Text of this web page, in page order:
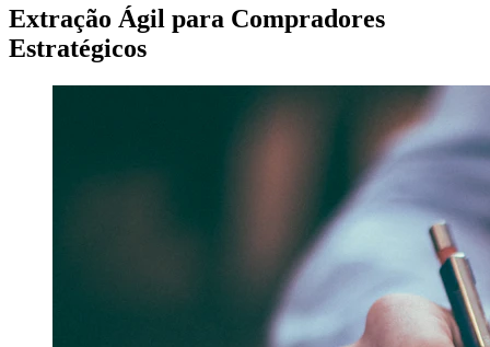
Extração Ágil para Compradores
Estratégicos